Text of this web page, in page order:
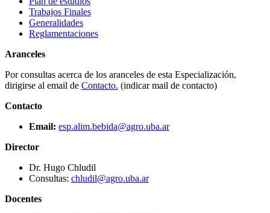
Trabajos Finales
Generalidades
Reglamentaciones
Aranceles
Por consultas acerca de los aranceles de esta Especialización,
dirigirse al email de Contacto. (indicar mail de contacto)
Contacto
Email: esp.alim.bebida@agro.uba.ar
Director
Dr. Hugo Chludil
Consultas: chludil@agro.uba.ar
Docentes